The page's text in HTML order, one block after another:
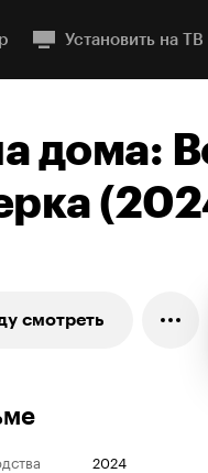
Установить на ТВ
дома:
смотреть
2024